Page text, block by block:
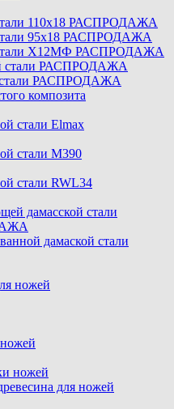
110х18 РАСПРОДАЖА
95х18 РАСПРОДАЖА
стали Х12МФ РАСПРОДАЖА
стали РАСПРОДАЖА
стали РАСПРОДАЖА
композита
стали Elmax
стали M390
стали RWL34
дамасской стали
дамаской стали
ножей
ножей
для ножей